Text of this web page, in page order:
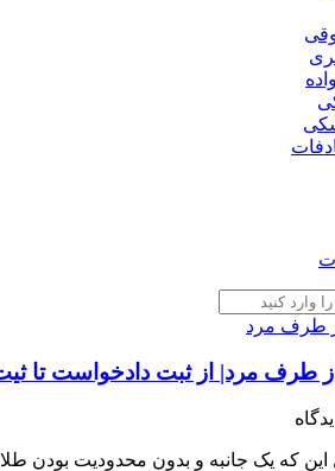
طرف مرد| از ثبت دادخواست تا
این که یک جانبه و بدون محدودیت